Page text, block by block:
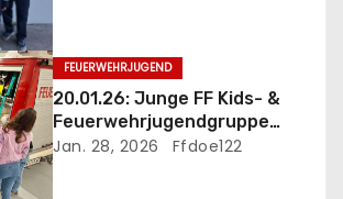
FEUERWEHRJUGEND
20.01.26: Junge FF Kids- &
Feuerwehrjugendgruppe
startet ins Jahr 2026
Jan. 28, 2026 Ffdoe122